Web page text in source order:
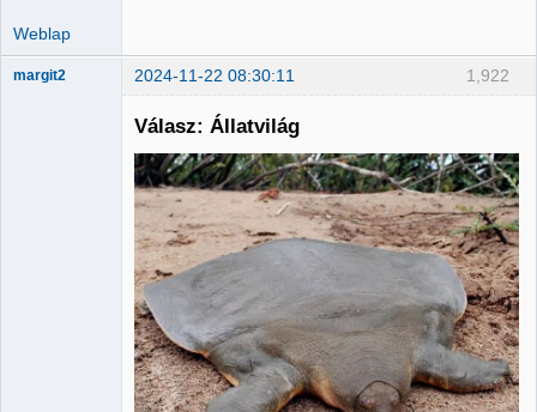
Weblap
1,922
margit2 2024-11-22 08:30:11
Válasz: Állatvilág